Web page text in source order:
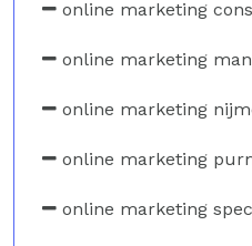
online marketing
online marketing
online marketing
online marketing
online marketing